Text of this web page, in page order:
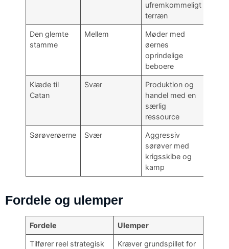
ufremkommeligt
terræn
Den glemte
stamme
Mellem
Møder med
øernes
oprindelige
beboere
Klæde til
Catan
Svær
Produktion og
handel med en
særlig
ressource
Sørøverøerne Svær
Aggressiv
sørøver med
krigsskibe og
kamp
Fordele og ulemper
Fordele Ulemper
Tilfører reel strategisk
Kræver grundspillet for